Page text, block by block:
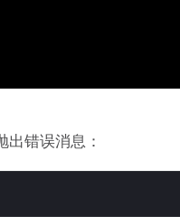
出错误消息：